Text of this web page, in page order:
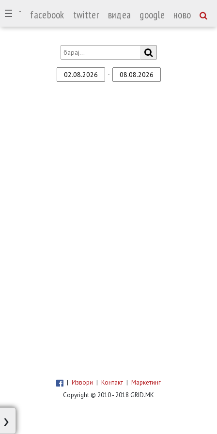
facebook twitter видеа google ново
-
| Извори | Контакт | Маркетинг
Copyright © 2010 - 2018 GRID.MK
›